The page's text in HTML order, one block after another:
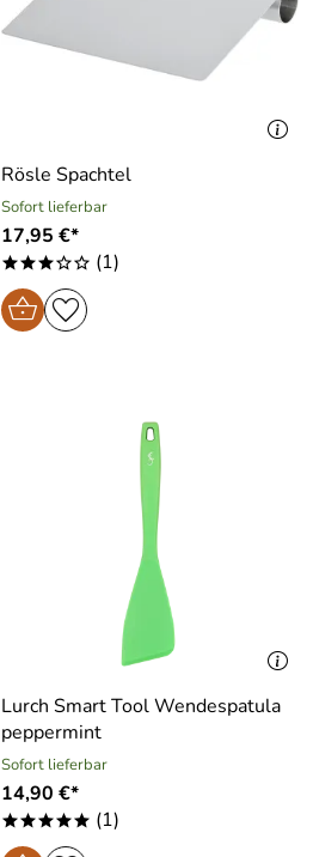
Rösle Spachtel
Sofort lieferbar
17,95 €*
***oo (1)
Lurch Smart Tool Wendespatula
peppermint
Sofort lieferbar
14,90 €*
***** (1)